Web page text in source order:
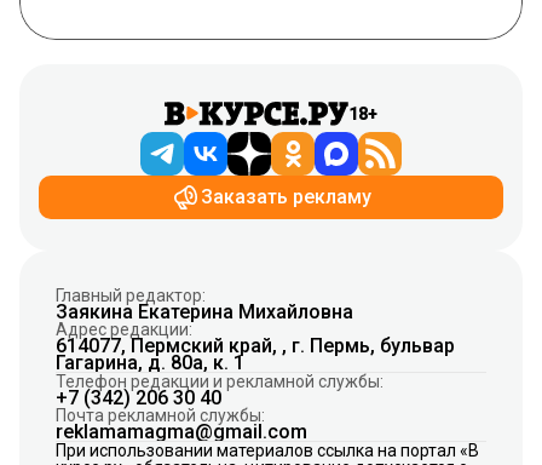
18+
Заказать рекламу
Главный редактор:
Заякина Екатерина Михайловна
Адрес редакции:
614077, Пермский край, , г. Пермь, бульвар
Гагарина, д. 80а, к. 1
Телефон редакции и рекламной службы:
+7 (342) 206 30 40
Почта рекламной службы:
reklamamagma@gmail.com
При использовании материалов ссылка на портал «В